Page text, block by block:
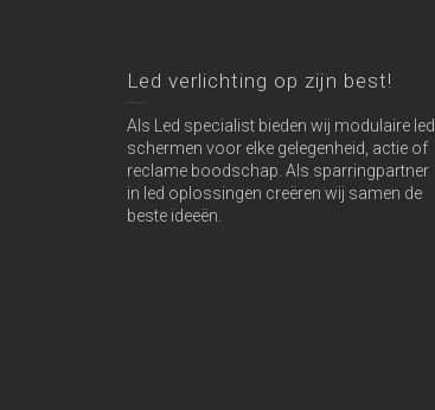
Led verlichting op zijn best!
Als Led specialist bieden wij modulaire led
schermen voor elke gelegenheid, actie of
reclame boodschap. Als sparringpartner
in led oplossingen creëren wij samen de
beste ideeën.